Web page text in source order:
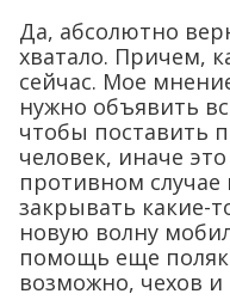
Да, абсолютно
хватало. Причем,
сейчас. Мое
нужно объявить
чтобы поставить
человек, иначе
противном
закрывать какие-
новую волну
помощь еще
возможно, чехов и